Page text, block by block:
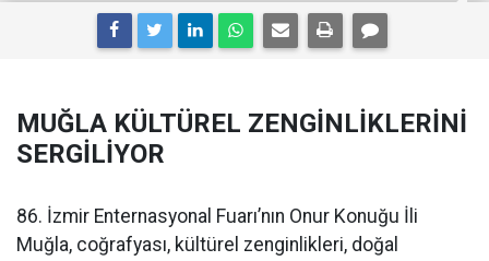
MUĞLA KÜLTÜREL ZENGİNLİKLERİNİ
SERGİLİYOR
86. İzmir Enternasyonal Fuarı’nın Onur Konuğu İli
Muğla, coğrafyası, kültürel zenginlikleri, doğal